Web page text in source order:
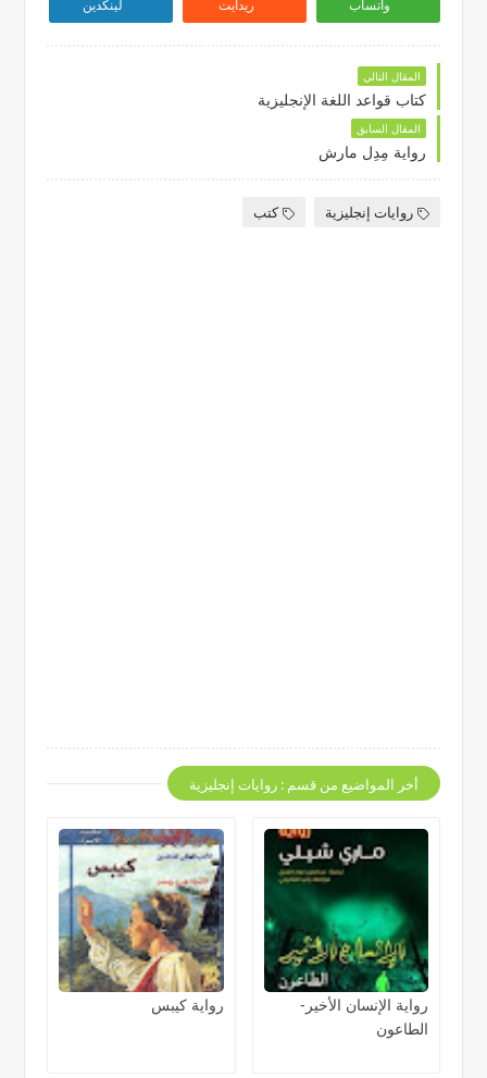
واتساب ريدايت لينكدين
المقال التالي
كتاب قواعد اللغة الإنجليزية
المقال السابق
رواية مِدِل مارش
روايات إنجليزية كتب
أخر المواضيع من قسم : روايات إنجليزية
رواية الإنسان الأخير-
الطاعون
رواية كيبس